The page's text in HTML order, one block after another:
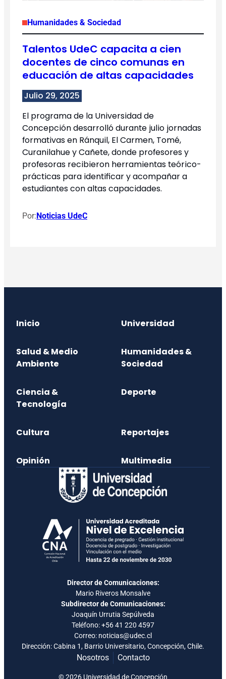
Humanidades & Sociedad
Talentos UdeC capacita a cien
docentes de cinco comunas en
educación de altas capacidades
Julio 29, 2025
El programa de la Universidad de
Concepción desarrolló durante julio jornadas
formativas en Ránquil, El Carmen, Tomé,
Curanilahue y Cañete, donde profesores y
profesoras recibieron herramientas teórico-
prácticas para identificar y acompañar a
estudiantes con altas capacidades.
Por: Noticias UdeC
Inicio Universidad
Salud & Medio
Ambiente
Humanidades &
Sociedad
Ciencia &
Tecnología
Deporte
Cultura Reportajes
Opinión Multimedia
Director de Comunicaciones:
Mario Riveros Monsalve
Subdirector de Comunicaciones:
Joaquín Urrutia Sepúlveda
Teléfono:+56 41 220 4597
Correo: noticias@udec.cl
Dirección: Cabina 1, Barrio Universitario, Concepción, Chile.
Nosotros Contacto
© 2026 Universidad de Concepción